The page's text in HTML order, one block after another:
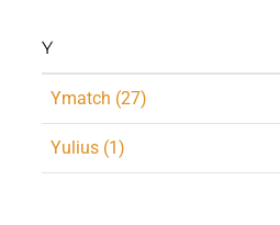
Y
Ymatch (27)
Yulius (1)